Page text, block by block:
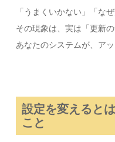
「うまくいかない」「なぜ
その現象は、実は「更新の
あなたのシステムが、ア
設定を変えると
こと